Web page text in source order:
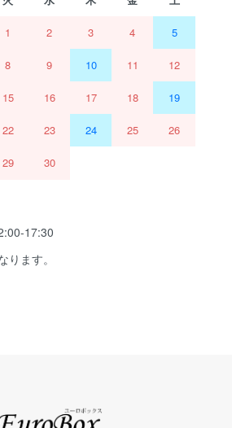
1 2 3 4 5
8 9 10 11 12
15 16 17 18 19
22 23 24 25 26
29 30
17:30
ます。